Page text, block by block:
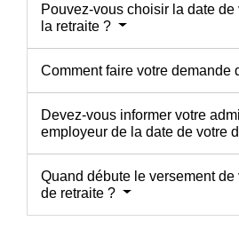
Pouvez-vous choisir la date de
la retraite ?
Comment faire votre demande
Devez-vous informer votre
employeur de la date de votre
Quand débute le versement
de retraite ?